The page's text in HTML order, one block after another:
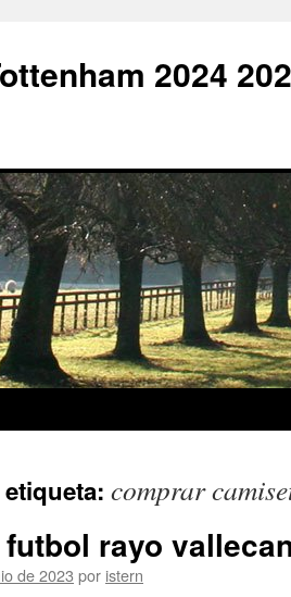
2024
comprar
rayo
de 2023 por istern